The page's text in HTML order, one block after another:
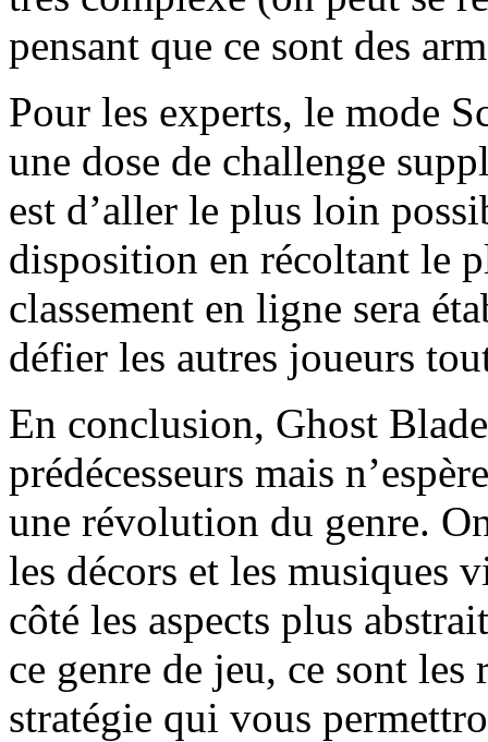
pensant que ce sont des
Pour les experts, le mode
une dose de challenge
est d’aller le plus loin
disposition en récoltant le
classement en ligne sera
défier les autres joueurs
En conclusion, Ghost
prédécesseurs mais
une révolution du genre.
les décors et les musiques
côté les aspects plus
ce genre de jeu, ce sont les
stratégie qui vous